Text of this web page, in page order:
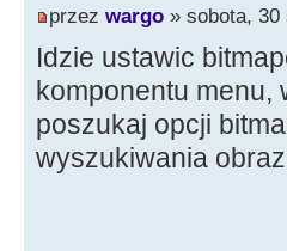
przez wargo » sobota, 30
Idzie ustawic
komponentu menu,
poszukaj opcji
wyszukiwania